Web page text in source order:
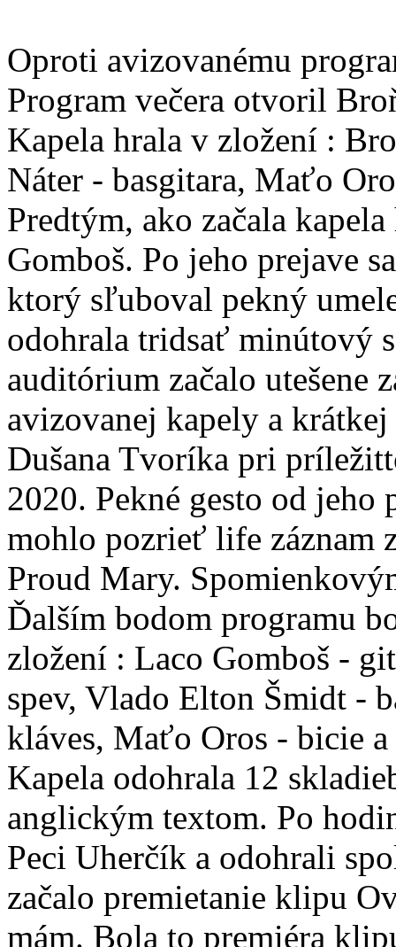
Oproti avizovanému
Program večera otvoril
Kapela hrala v zložení :
Náter - basgitara, Maťo
Predtým, ako začala
Gomboš. Po jeho prejave
ktorý sľuboval pekný
odohrala tridsať minútový
auditórium začalo utešene
avizovanej kapely a
Dušana Tvoríka pri
2020. Pekné gesto od
mohlo pozrieť life záznam
Proud Mary.
Ďalším bodom programu
zložení : Laco Gomboš -
spev, Vlado Elton Šmidt -
kláves, Maťo Oros - bicie
Kapela odohrala 12
anglickým textom. Po
Peci Uherčík a odohrali
začalo premietanie klipu
mám. Bola to premiéra